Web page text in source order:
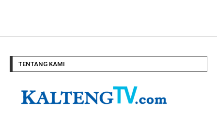
TENTANG KAMI